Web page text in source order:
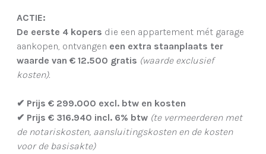
ACTIE:
De eerste 4 kopers die een appartement mét garage
aankopen, ontvangen een extra staanplaats ter
waarde van € 12.500 gratis (waarde exclusief
kosten).
✔ Prijs € 299.000 excl. btw en kosten
✔ Prijs € 316.940 incl. 6% btw (te vermeerderen met
de notariskosten, aansluitingskosten en de kosten
voor de basisakte)